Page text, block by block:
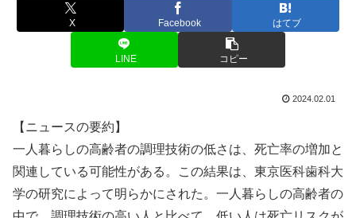
X Facebook はてブ
LINE コピー
2024.02.01
【ニュースの要約】
一人暮らしの高齢者の調理技術の低さは、死亡率の増加と
関連している可能性がある。この結果は、東京医科歯科大
学の研究によって明らかにされた。一人暮らしの高齢者の